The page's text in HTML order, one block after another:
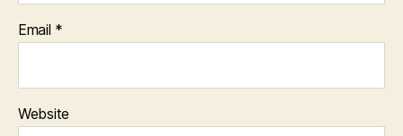
Email *
Website